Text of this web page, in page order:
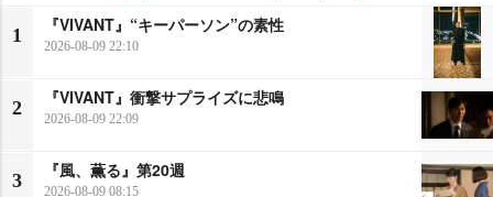
1
『VIVANT』“キーパーソン”の素性
2026-08-09 22:10
2
『VIVANT』衝撃サプライズに悲鳴
2026-08-09 22:09
3
『風、薫る』第20週
2026-08-09 08:15